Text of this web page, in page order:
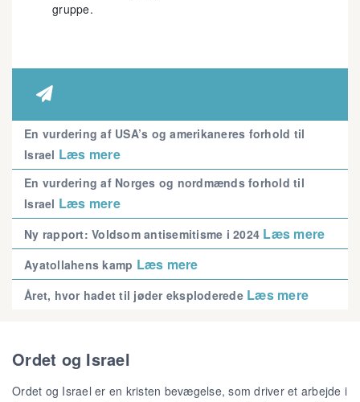
gruppe.

En vurdering af USA’s og amerikaneres forhold til
Israel Læs mere
En vurdering af Norges og nordmænds forhold til
Israel Læs mere
Ny rapport: Voldsom antisemitisme i 2024 Læs mere
Ayatollahens kamp Læs mere
Året, hvor hadet til jøder eksploderede Læs mere
Ordet og Israel
Ordet og Israel er en kristen bevægelse, som driver et arbejde i